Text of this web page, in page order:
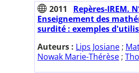
2011
Repères-IREM.
Enseignement des
surdité : exemples
Auteurs : Lips Josiane ;
Nowak Marie-Thérèse ;